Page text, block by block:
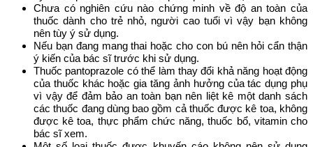
Chưa có nghiên cứu nào chứng minh về độ an toàn của
thuốc dành cho trẻ nhỏ, người cao tuổi vì vậy bạn không
nên tùy ý sử dụng.
Nếu bạn đang mang thai hoặc cho con bú nên hỏi cẩn thận
ý kiến của bác sĩ trước khi sử dụng.
Thuốc pantoprazole có thể làm thay đổi khả năng hoạt động
của thuốc khác hoặc gia tăng ảnh hưởng của tác dụng phụ
vì vậy để đảm bảo an toàn bạn nên liệt kê một danh sách
các thuốc đang dùng bao gồm cả thuốc được kê toa, không
được kê toa, thực phẩm chức năng, thuốc bổ, vitamin cho
bác sĩ xem.